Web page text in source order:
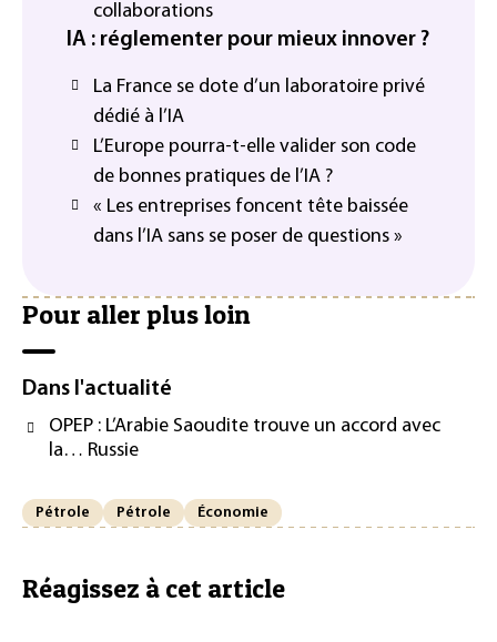
collaborations
IA : réglementer pour mieux innover ?
La France se dote d’un laboratoire privé
dédié à l’IA
L’Europe pourra-t-elle valider son code
de bonnes pratiques de l’IA ?
« Les entreprises foncent tête baissée
dans l’IA sans se poser de questions »
Pour aller plus loin
Dans l'actualité
OPEP : L’Arabie Saoudite trouve un accord avec
la… Russie
Pétrole Pétrole Économie
Réagissez à cet article